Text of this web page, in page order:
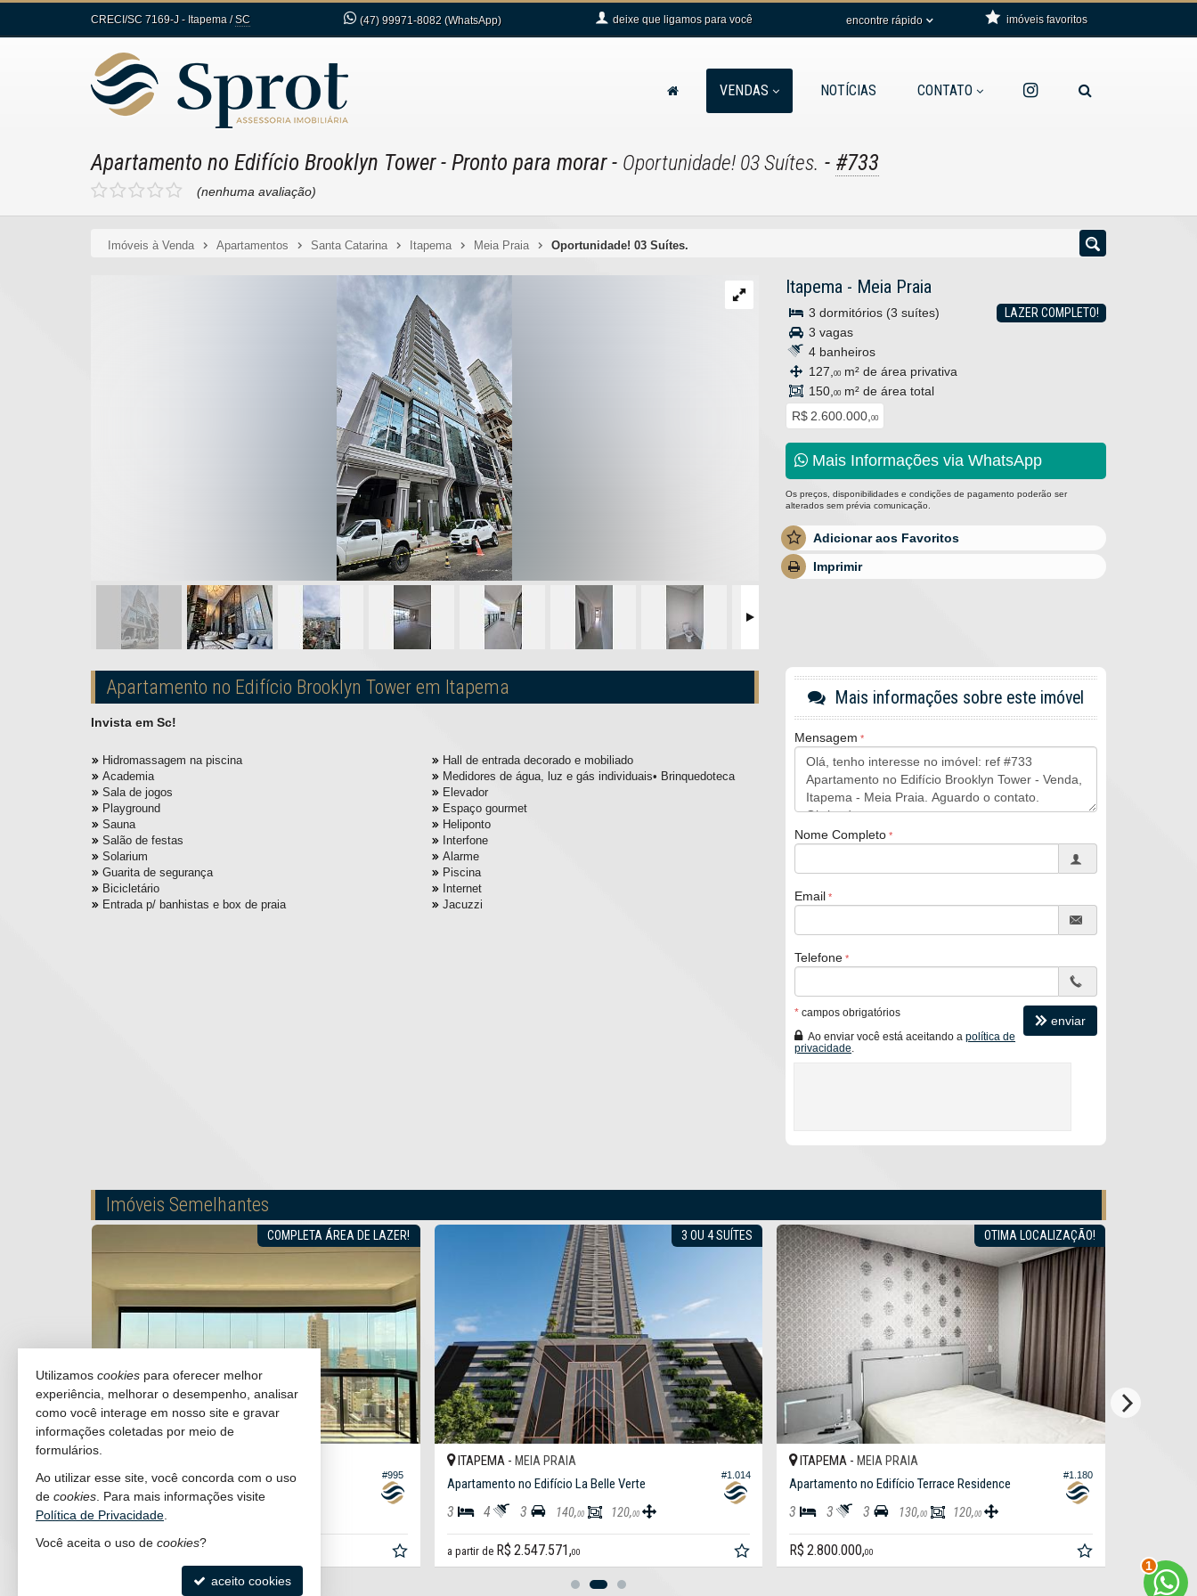
CRECI/SC 7169-J - Itapema /SC (47) 99971-8082 (WhatsApp) deixe que ligamos para você encontre rápido imóveis favoritos
VENDAS NOTÍCIAS CONTATO
Apartamento no Edifício Brooklyn Tower- Pronto para morar- Oportunidade! 03 Suítes. - #733
(nenhuma avaliação)
Imóveis à Venda Apartamentos Santa Catarina Itapema Meia Praia Oportunidade! 03 Suítes.
Itapema - Meia Praia
LAZER COMPLETO!
3 dormitórios (3 suítes)
3 vagas
4 banheiros
127, 00 m² de área privativa
150, 00 m² de área total
R$ 2.600.000, 00
Mais Informações via WhatsApp
Os preços, disponibilidades e condições de pagamento poderão ser
alterados sem prévia comunicação.
Adicionar aos Favoritos
Imprimir
Apartamento no Edifício Brooklyn Tower em Itapema
Invista em Sc!
Hidromassagem na piscina
Academia
Sala de jogos
Playground
Sauna
Salão de festas
Solarium
Guarita de segurança
Bicicletário
Entrada p/ banhistas e box de praia
Hall de entrada decorado e mobiliado
Medidores de água, luz e gás individuais• Brinquedoteca
Elevador
Espaço gourmet
Heliponto
Interfone
Alarme
Piscina
Internet
Jacuzzi
Mais informações sobre este imóvel
Mensagem
Nome Completo
Email
Telefone
* campos obrigatórios
Ao enviar você está aceitando a política de
privacidade
enviar
Imóveis Semelhantes
#258
COMPLETA ÁREA DE LAZER!
#995
Apartamento no Edificio Dom Benedito
3 3
R$ 2.550.000,
3 OU 4 SUÍTES
#1.014
ITAPEMA - MEIA PRAIA
Apartamento no Edifício La Belle Verte
3 4 3 140,00 120,00
a partir de R$ 2.547.571,00
OTIMA LOCALIZAÇÃO!
#1.180
ITAPEMA - MEIA PRAIA
Apartamento no Edifício Terrace Residence
3 3 3 130,00 120,00
R$ 2.800.000,00
Utilizamos cookies para oferecer melhor
experiência, melhorar o desempenho, analisar
como você interage em nosso site e gravar
informações coletadas por meio de
formulários.
Ao utilizar esse site, você concorda com o uso
de cookies . Para mais informações visite
Política de Privacidade
Você aceita o uso de cookies?
aceito cookies